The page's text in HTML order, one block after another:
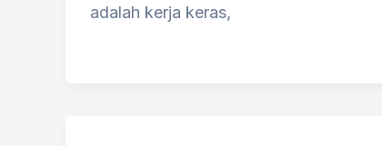
adalah kerja keras,